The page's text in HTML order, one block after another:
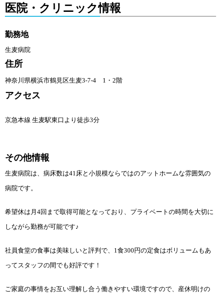
医院・クリニック情報
勤務地
生麦病院
住所
神奈川県横浜市鶴見区生麦3-7-4 1・2階
アクセス
京急本線 生麦駅東口より徒歩3分
その他情報
生麦病院は、病床数は41床と小規模ならではのアットホームな雰囲気の
病院です。
希望休は月4回まで取得可能となっており、プライベートの時間を大切に
しながら勤務が可能です♪
社員食堂の食事は美味しいと評判で、1食300円の定食はボリュームもあ
ってスタッフの間でも好評です！
ご家庭の事情をお互い理解し合う働きやすい環境ですので、産休明けの